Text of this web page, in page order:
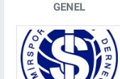
GENEL